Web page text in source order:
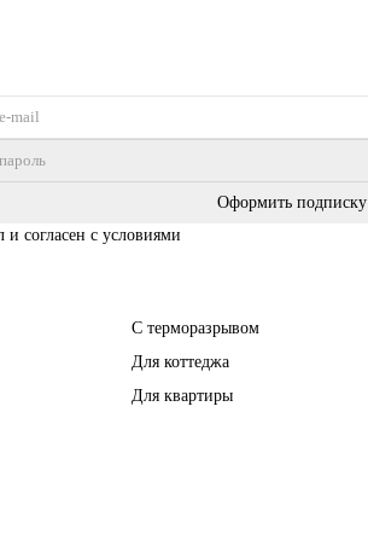
Оформить подписку
и согласен с условиями
С терморазрывом
Для коттеджа
Для квартиры